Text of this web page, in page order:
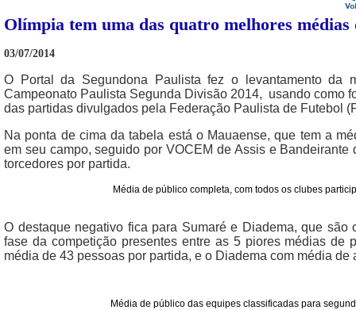
Olímpia tem uma das quatro melhores médias
03/07/2014
O Portal da Segundona Paulista fez o levantamento da
Campeonato Paulista Segunda Divisão 2014, usando como
das partidas divulgados pela Federação Paulista de Futebol
Na ponta de cima da tabela está o Mauaense, que tem a
em seu campo, seguido por VOCEM de Assis e
torcedores por partida.
Média de público completa, com todos os clubes
O destaque negativo fica para Sumaré e Diadema, que
fase da competição presentes entre as 5 piores médias de
média de 43 pessoas por partida, e o Diadema com média
Média de público das equipes classificadas para